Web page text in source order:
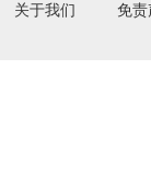
关于我们 免责